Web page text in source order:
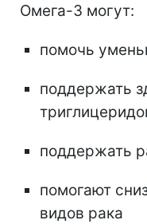
Омега-3 могут:
помочь
поддержать
поддержать
помогают
видов рака